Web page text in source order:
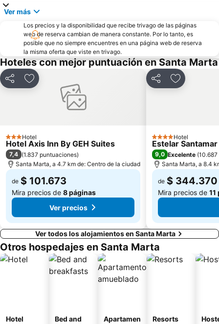
Ver más
Los precios y la disponibilidad que recibe trivago de las páginas
web de reserva cambian de manera constante. Por lo tanto, es
posible que no siempre encuentres en una página web de reserva
la misma oferta que viste en trivago.
Hoteles con mejor puntuación en Santa Marta
CompartirAgregar a favoritos
3 Estrellas
Hotel
Hotel Axis Inn By GEH Suites
7,4 (1.837 puntuaciones)
Santa Marta, a 4.7 km de: Centro de la ciudad
de $ 101.673
Mira precios de 8 páginas
Ver precios
CompartirAgregar a
4 Estrellas
Hotel
Estelar
9,0 Excelente (
Santa Marta, a 8.4
de $ 344.370
Mira precios de 11
Ver todos los alojamientos en Santa Marta
Otros hospedajes en Santa Marta
Hotel
Bed and
Apartamen
Resorts